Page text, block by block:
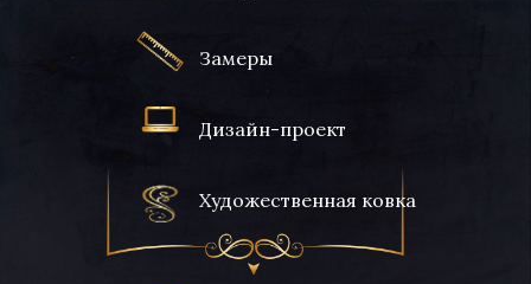
Замеры
Дизайн-проект
Художественная ковка